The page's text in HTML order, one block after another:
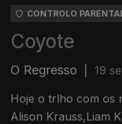
CONTROLO
Coyote
O Regresso 19
Hoje o trlho com os
Alison Krauss,Liam